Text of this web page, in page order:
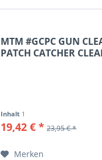
MTM #GCPC GUN
PATCH CATCHER
Inhalt 1
19,42 € * 23,95 € *
Merken